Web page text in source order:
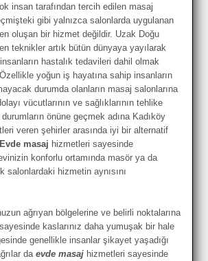
insan tarafından tercih edilen masaj
gibi yalnızca salonlarda uygulanan
oluşan bir hizmet değildir. Uzak Doğu
teknikler artık bütün dünyaya yayılarak
hastalık tedavileri dahil olmak
yoğun iş hayatına sahip insanların
durumda olanların masaj salonlarına
vücutlarının ve sağlıklarının tehlike
önüne geçmek adına Kadıköy
veren şehirler arasında iyi bir alternatif
Evde masaj hizmetleri sayesinde
konforlu ortamında masör ya da
salonlardaki hizmetin aynısını
ağrıyan bölgelerine ve belirli noktalarına
kaslarınız daha yumuşak bir hale
genellikle insanlar şikayet yaşadığı
da evde masaj hizmetleri sayesinde